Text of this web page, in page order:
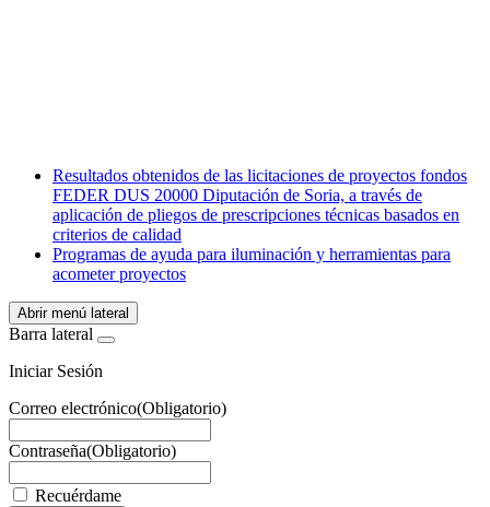
WhatsApp
Resultados obtenidos de las licitaciones de proyectos fondos
FEDER DUS 20000 Diputación de Soria, a través de
aplicación de pliegos de prescripciones técnicas basados en
criterios de calidad
Programas de ayuda para iluminación y herramientas para
acometer proyectos
Abrir menú lateral
Barra lateral
Iniciar Sesión
Correo electrónico(Obligatorio)
Contraseña(Obligatorio)
Recuérdame